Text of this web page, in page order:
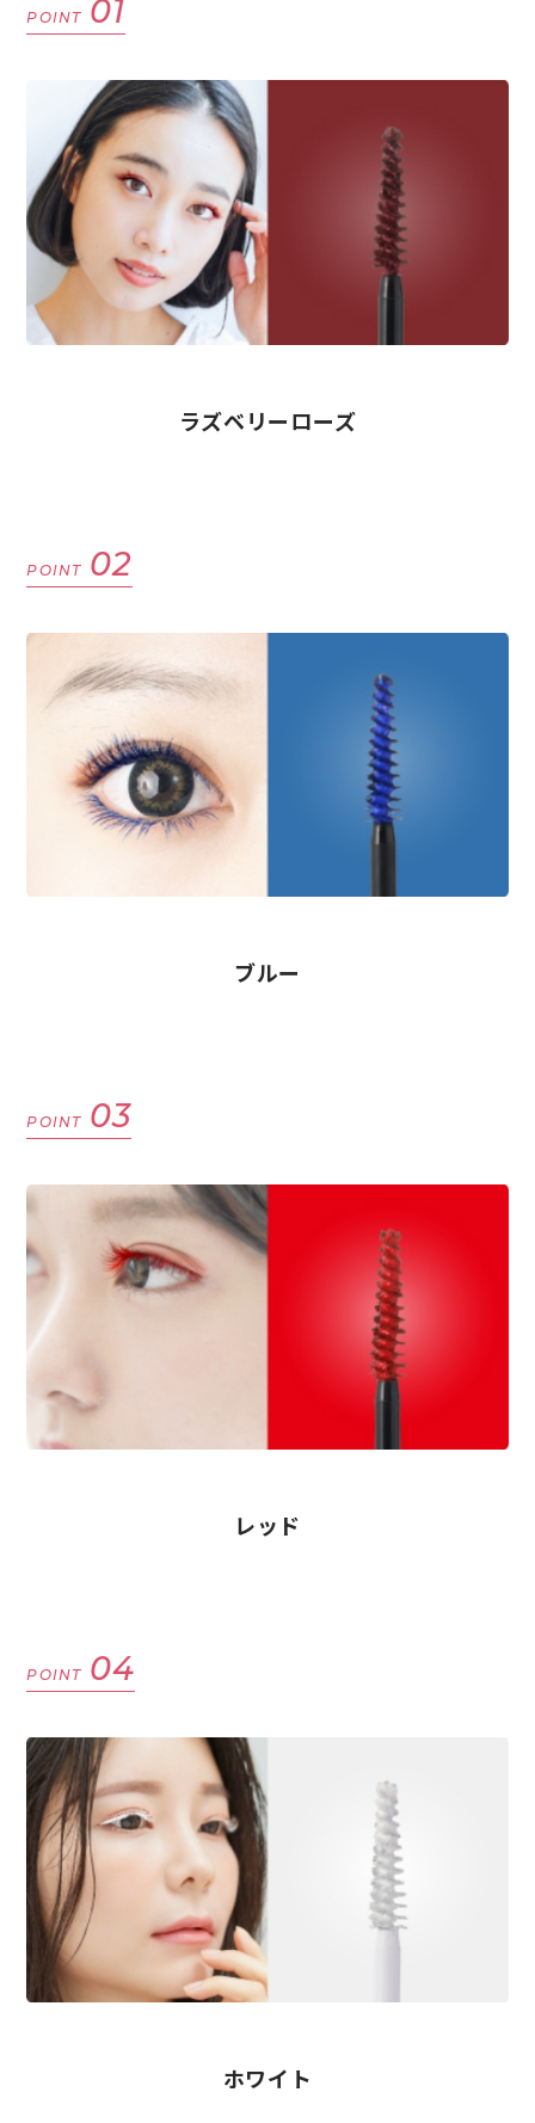
POINT 01
ラズベリーローズ
POINT 02
ブルー
POINT 03
レッド
POINT 04
ホワイト